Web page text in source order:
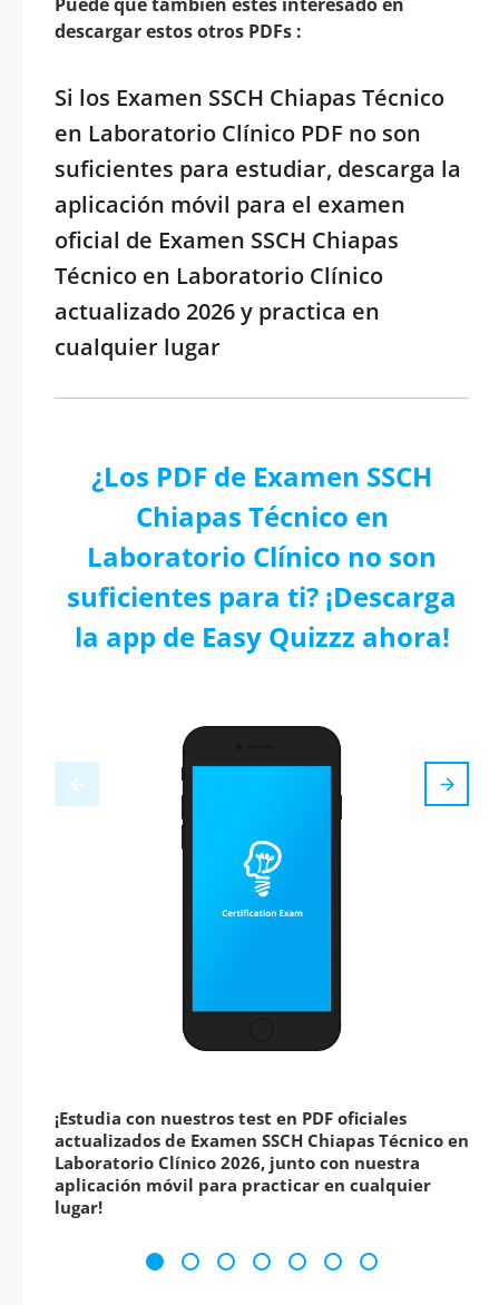
descargar estos otros PDFs :
Si los Examen SSCH Chiapas Técnico
en Laboratorio Clínico PDF no son
suficientes para estudiar, descarga la
aplicación móvil para el examen
oficial de Examen SSCH Chiapas
Técnico en Laboratorio Clínico
actualizado 2026 y practica en
cualquier lugar
¿Los PDF de Examen SSCH
Chiapas Técnico en
Laboratorio Clínico no son
suficientes para ti? ¡Descarga
la app de Easy Quizzz ahora!
¡Estudia con nuestros test en PDF oficiales
actualizados de Examen SSCH Chiapas Técnico en
Laboratorio Clínico 2026, junto con nuestra
aplicación móvil para practicar en cualquier
lugar!